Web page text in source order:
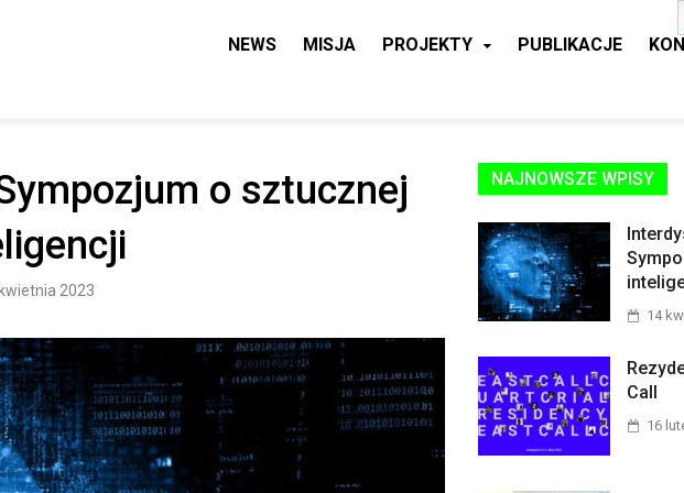
NEWS MISJA PROJEKTY PUBLIKACJE
o sztucznej
2023
NAJNOWSZE WPISY
14
Call
16